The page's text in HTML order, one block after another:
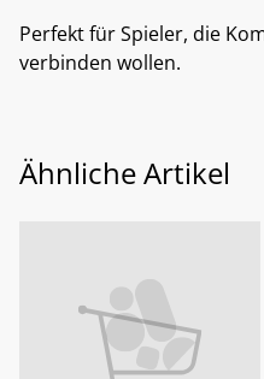
Perfekt für Spieler, die
verbinden wollen.
Ähnliche Artikel